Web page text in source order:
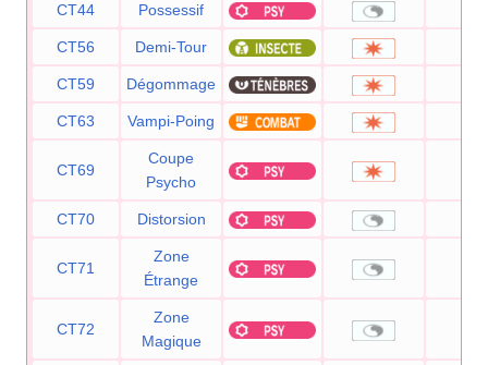
CT44 Possessif
CT56 Demi-Tour
CT59 Dégommage
CT63 Vampi-Poing
CT69
Coupe
Psycho
CT70 Distorsion
CT71
Zone
Étrange
CT72
Zone
Magique